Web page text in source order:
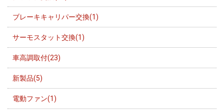
ブレーキキャリパー交換(1)
サーモスタット交換(1)
車高調取付(23)
新製品(5)
電動ファン(1)